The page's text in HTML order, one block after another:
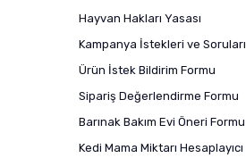
Hayvan Hakları Yasası
Kampanya İstekleri ve Soruları
Ürün İstek Bildirim Formu
Sipariş Değerlendirme Formu
Barınak Bakım Evi Öneri Formu
Kedi Mama Miktarı Hesaplayıcı